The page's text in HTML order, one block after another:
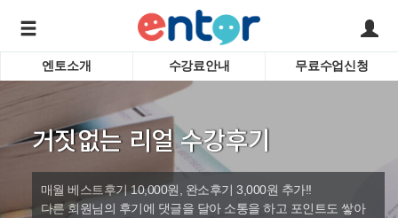
학습도우미 G1
서비스안내
강사소개
회사소개
어린이
영자신
엔토소개 수강료안내 무료수업신청
거짓없는 리얼 수강후기
매월 베스트후기 10,000원, 완소후기 3,000원 추가!!
다른 회원님의 후기에 댓글을 달아 소통을 하고 포인트도 쌓아